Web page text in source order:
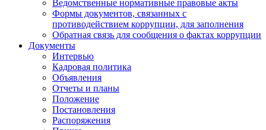
Ведомственные нормативные правовые акты
Формы документов, связанных с
противодействием коррупции, для заполнения
Обратная связь для сообщения о фактах коррупции
Документы
Интервью
Кадровая политика
Объявления
Отчеты и планы
Положение
Постановления
Распоряжения